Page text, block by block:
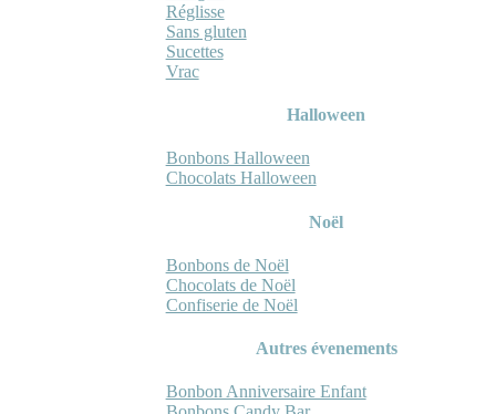
Réglisse
Sans gluten
Sucettes
Vrac
Halloween
Bonbons Halloween
Chocolats Halloween
Noël
Bonbons de Noël
Chocolats de Noël
Confiserie de Noël
Autres évenements
Bonbon Anniversaire Enfant